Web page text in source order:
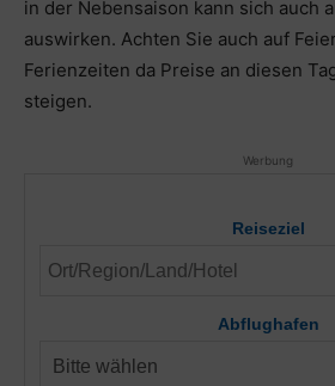
in der Nebensaison kann sich auch
auswirken. Achten Sie auch auf
Ferienzeiten da Preise an diesen
steigen.
Werbung
Reiseziel
Abflughafen